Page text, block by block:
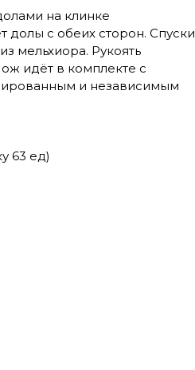
на клинке
долы с обеих сторон. Спуски
мельхиора. Рукоять
идёт в комплекте с
и независимым
63 ед)